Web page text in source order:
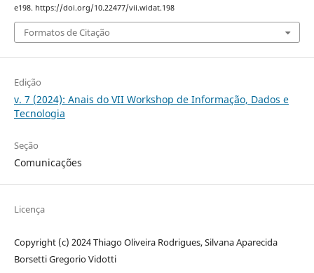
e198. https://doi.org/10.22477/vii.widat.198
Formatos de Citação
Edição
v. 7 (2024): Anais do VII Workshop de Informação, Dados e
Tecnologia
Seção
Comunicações
Licença
Copyright (c) 2024 Thiago Oliveira Rodrigues, Silvana Aparecida
Borsetti Gregorio Vidotti